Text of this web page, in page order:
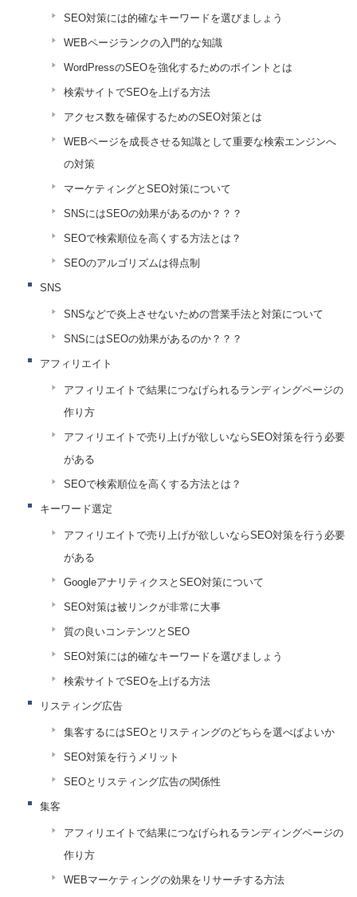
SEO対策には的確なキーワードを選びましょう
WEBページランクの入門的な知識
WordPressのSEOを強化するためのポイントとは
検索サイトでSEOを上げる方法
アクセス数を確保するためのSEO対策とは
WEBページを成長させる知識として重要な検索エンジンへ
の対策
マーケティングとSEO対策について
SNSにはSEOの効果があるのか？？？
SEOで検索順位を高くする方法とは？
SEOのアルゴリズムは得点制
SNS
SNSなどで炎上させないための営業手法と対策について
SNSにはSEOの効果があるのか？？？
アフィリエイト
アフィリエイトで結果につなげられるランディングページの
作り方
アフィリエイトで売り上げが欲しいならSEO対策を行う必要
がある
SEOで検索順位を高くする方法とは？
キーワード選定
アフィリエイトで売り上げが欲しいならSEO対策を行う必要
がある
GoogleアナリティクスとSEO対策について
SEO対策は被リンクが非常に大事
質の良いコンテンツとSEO
SEO対策には的確なキーワードを選びましょう
検索サイトでSEOを上げる方法
リスティング広告
集客するにはSEOとリスティングのどちらを選べばよいか
SEO対策を行うメリット
SEOとリスティング広告の関係性
集客
アフィリエイトで結果につなげられるランディングページの
作り方
WEBマーケティングの効果をリサーチする方法